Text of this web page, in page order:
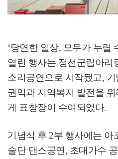
‘당연한 일상, 모두가 누릴
열린 행사는 정선군립아리
소리공연으로 시작됐고, 기
권익과 지역복지 발전을
게 표창장이 수여되었다.
기념식 후 2부 행사에는 아
술단 댄스공연 , 초대가수